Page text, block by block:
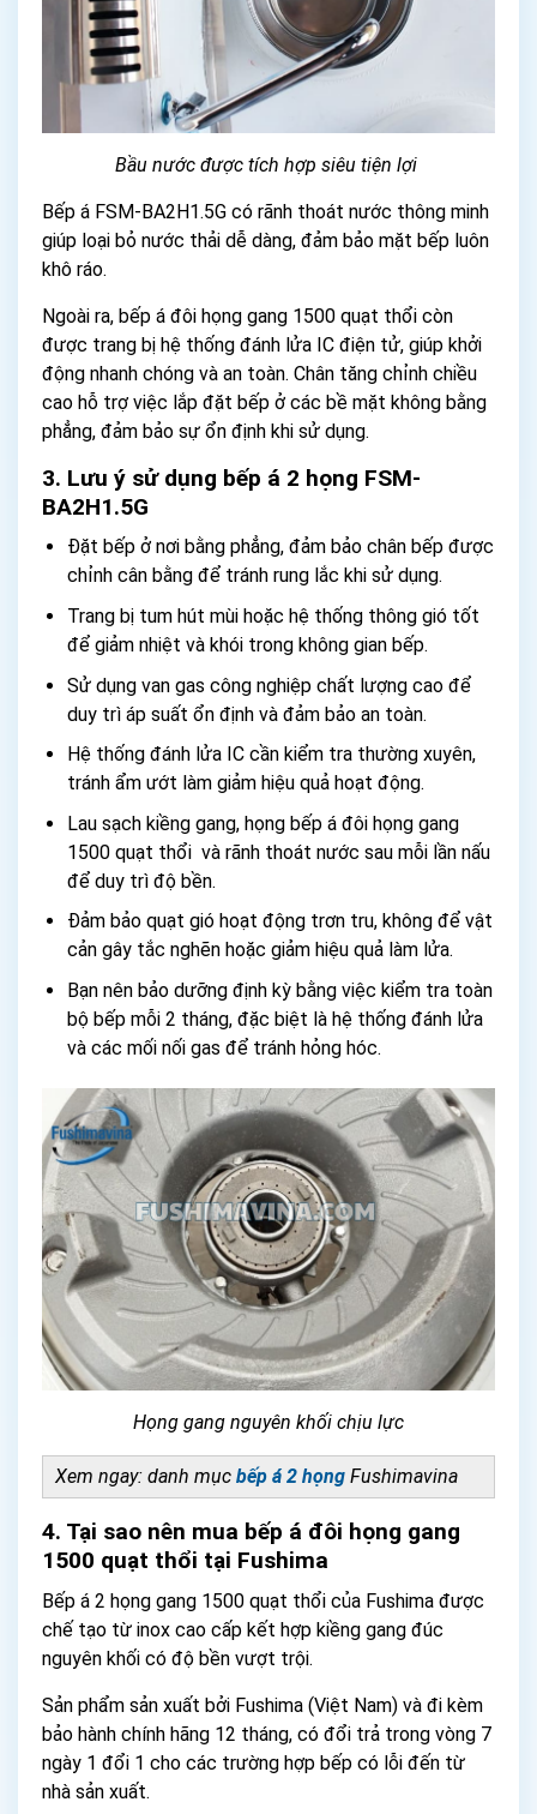
Bầu nước được tích hợp siêu tiện lợi
Bếp á FSM-BA2H1.5G có rãnh thoát nước thông minh
giúp loại bỏ nước thải dễ dàng, đảm bảo mặt bếp luôn
khô ráo.
Ngoài ra, bếp á đôi họng gang 1500 quạt thổi còn
được trang bị hệ thống đánh lửa IC điện tử, giúp khởi
động nhanh chóng và an toàn. Chân tăng chỉnh chiều
cao hỗ trợ việc lắp đặt bếp ở các bề mặt không bằng
phẳng, đảm bảo sự ổn định khi sử dụng.
3. Lưu ý sử dụng bếp á 2 họng FSM-
BA2H1.5G
Đặt bếp ở nơi bằng phẳng, đảm bảo chân bếp được
chỉnh cân bằng để tránh rung lắc khi sử dụng.
Trang bị tum hút mùi hoặc hệ thống thông gió tốt
để giảm nhiệt và khói trong không gian bếp.
Sử dụng van gas công nghiệp chất lượng cao để
duy trì áp suất ổn định và đảm bảo an toàn.
Hệ thống đánh lửa IC cần kiểm tra thường xuyên,
tránh ẩm ướt làm giảm hiệu quả hoạt động.
Lau sạch kiềng gang, họng bếp á đôi họng gang
1500 quạt thổi và rãnh thoát nước sau mỗi lần nấu
để duy trì độ bền.
Đảm bảo quạt gió hoạt động trơn tru, không để vật
cản gây tắc nghẽn hoặc giảm hiệu quả làm lửa.
Bạn nên bảo dưỡng định kỳ bằng việc kiểm tra toàn
bộ bếp mỗi 2 tháng, đặc biệt là hệ thống đánh lửa
và các mối nối gas để tránh hỏng hóc.
Họng gang nguyên khối chịu lực
Xem ngay: danh mục bếp á 2 họng Fushimavina
4. Tại sao nên mua bếp á đôi họng gang
1500 quạt thổi tại Fushima
Bếp á 2 họng gang 1500 quạt thổi của Fushima được
chế tạo từ inox cao cấp kết hợp kiềng gang đúc
nguyên khối có độ bền vượt trội.
Sản phẩm sản xuất bởi Fushima (Việt Nam) và đi kèm
bảo hành chính hãng 12 tháng, có đổi trả trong vòng 7
ngày 1 đổi 1 cho các trường hợp bếp có lỗi đến từ
nhà sản xuất.